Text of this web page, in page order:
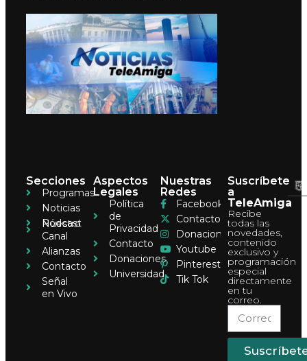
Secciones
Programas
Noticias
Pódcast
Nuestro
Canal
Alianzas
Contacto
Señal
en Vivo
Aspectos
Legales
Política
de
Privacidad
Contacto
Donaciones
Universidad
Nuestras
Redes
Facebook
Contacto
Donaciones
Youtube
Pinterest
Tik Tok
Suscríbete
a
TeleAmiga
Recibe
todas las
novedades,
contenido
exclusivo y
programación
especial
directamente
en tu
correo.